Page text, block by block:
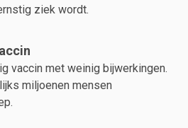
ziek wordt.
vaccin met weinig bijwerkingen.
miljoenen mensen